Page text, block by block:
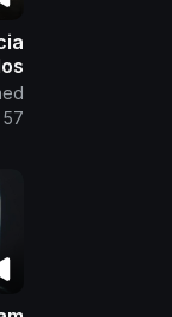
57 المشاهدات